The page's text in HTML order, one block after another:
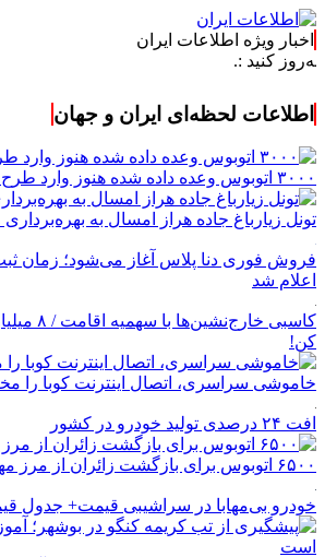
اخبار ویژه اطلاعات ایران
:.
اطلاعات لحظه‌ای ایران و جهان
۳۰۰۰ اتوبوس وعده داده شده هنوز وارد طرح اربعین نشده است
تونل زیارباغ جاده هراز امسال به
فروش فوری دنا پلاس آغاز می‌شود؛ زمان
اعلام شد
کاسبی
کن!
خاموشی سراسری، اتصال اینترنت کوبا را
افت ۲۴ درصدی تولید خودرو در کشور
۶۵۰۰ اتوبوس برای بازگشت زائران از مرز مهران اعزام می‌شود
خودرو بی‌مهابا در سراشیبی قیمت+ جدول